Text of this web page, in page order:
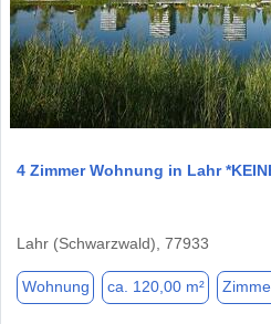
4 Zimmer Wohnung in Lahr
Lahr (Schwarzwald), 77933
Wohnung ca. 120,00 m²